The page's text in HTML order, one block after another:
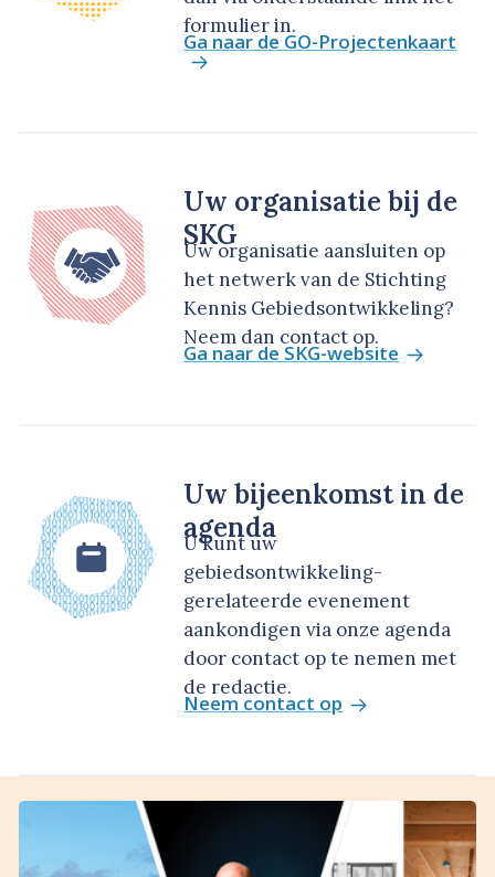
formulier in.
Ga naar de GO-Projectenkaart
Uw organisatie bij de
SKG
Uw organisatie aansluiten op
het netwerk van de Stichting
Kennis Gebiedsontwikkeling?
Neem dan contact op.
Ga naar de SKG-website
Uw bijeenkomst in de
agenda
U kunt uw
gebiedsontwikkeling-
gerelateerde evenement
aankondigen via onze agenda
door contact op te nemen met
de redactie.
Neem contact op